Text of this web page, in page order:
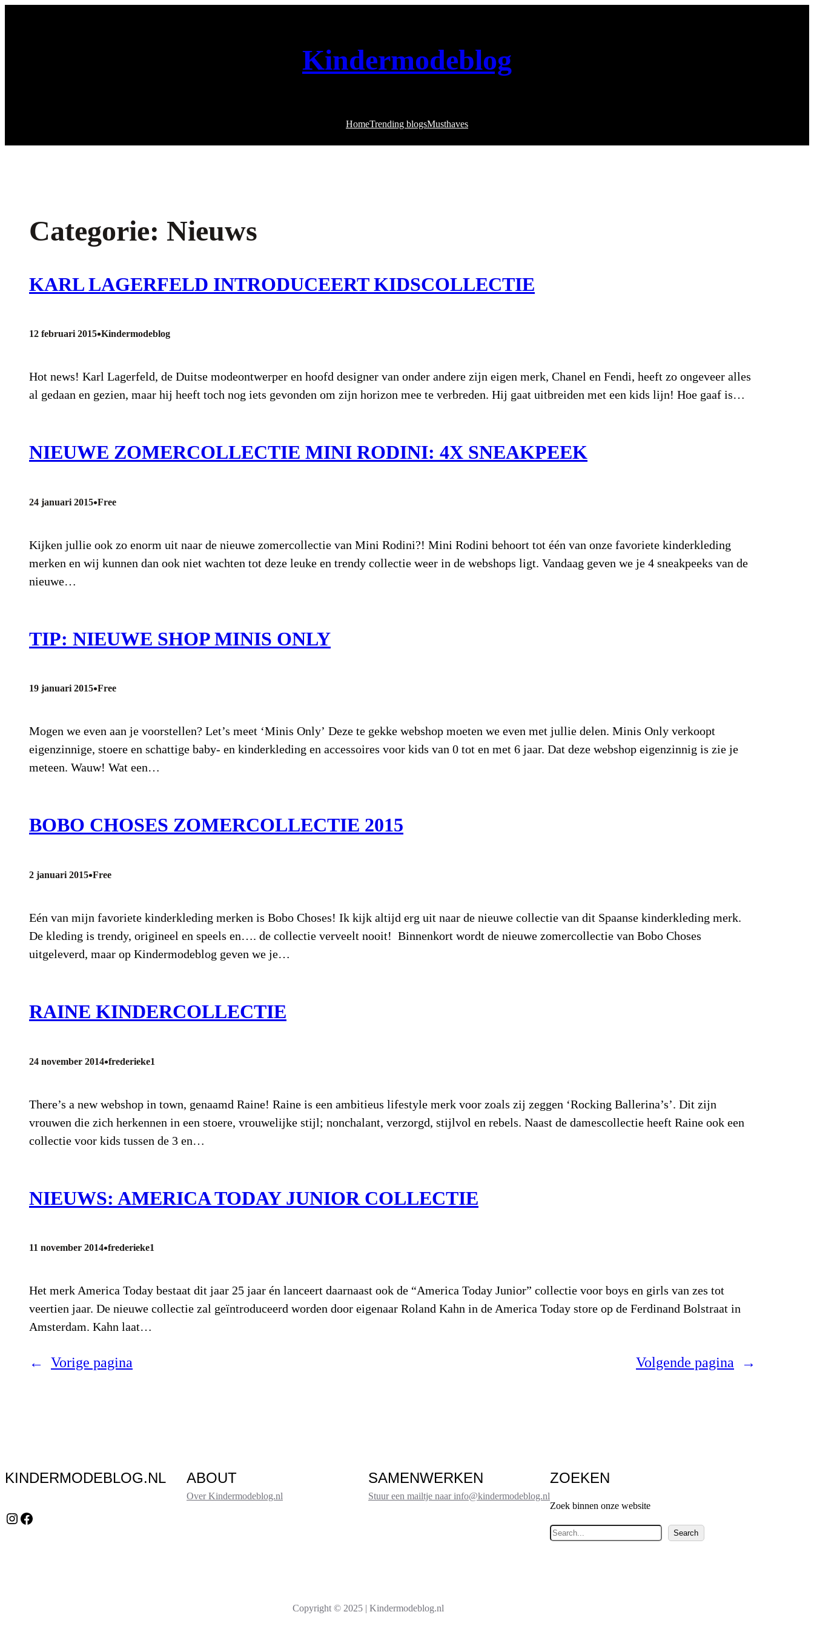
Kindermodeblog
HomeTrending blogsMusthaves
Categorie: Nieuws
KARL LAGERFELD INTRODUCEERT KIDSCOLLECTIE
12 februari 2015•Kindermodeblog
Hot news! Karl Lagerfeld, de Duitse modeontwerper en hoofd designer van onder andere zijn eigen merk, Chanel en Fendi, heeft zo ongeveer alles
al gedaan en gezien, maar hij heeft toch nog iets gevonden om zijn horizon mee te verbreden. Hij gaat uitbreiden met een kids lijn! Hoe gaaf is…
NIEUWE ZOMERCOLLECTIE MINI RODINI: 4X SNEAKPEEK
24 januari 2015•Free
Kijken jullie ook zo enorm uit naar de nieuwe zomercollectie van Mini Rodini?! Mini Rodini behoort tot één van onze favoriete kinderkleding
merken en wij kunnen dan ook niet wachten tot deze leuke en trendy collectie weer in de webshops ligt. Vandaag geven we je 4 sneakpeeks van de
nieuwe…
TIP: NIEUWE SHOP MINIS ONLY
19 januari 2015•Free
Mogen we even aan je voorstellen? Let’s meet ‘Minis Only’ Deze te gekke webshop moeten we even met jullie delen. Minis Only verkoopt
eigenzinnige, stoere en schattige baby- en kinderkleding en accessoires voor kids van 0 tot en met 6 jaar. Dat deze webshop eigenzinnig is zie je
meteen. Wauw! Wat een…
BOBO CHOSES ZOMERCOLLECTIE 2015
2 januari 2015•Free
Eén van mijn favoriete kinderkleding merken is Bobo Choses! Ik kijk altijd erg uit naar de nieuwe collectie van dit Spaanse kinderkleding merk.
De kleding is trendy, origineel en speels en…. de collectie verveelt nooit! Binnenkort wordt de nieuwe zomercollectie van Bobo Choses
uitgeleverd, maar op Kindermodeblog geven we je…
RAINE KINDERCOLLECTIE
24 november 2014•frederieke1
There’s a new webshop in town, genaamd Raine! Raine is een ambitieus lifestyle merk voor zoals zij zeggen ‘Rocking Ballerina’s’. Dit zijn
vrouwen die zich herkennen in een stoere, vrouwelijke stijl; nonchalant, verzorgd, stijlvol en rebels. Naast de damescollectie heeft Raine ook een
collectie voor kids tussen de 3 en…
NIEUWS: AMERICA TODAY JUNIOR COLLECTIE
11 november 2014•frederieke1
Het merk America Today bestaat dit jaar 25 jaar én lanceert daarnaast ook de “America Today Junior” collectie voor boys en girls van zes tot
veertien jaar. De nieuwe collectie zal geïntroduceerd worden door eigenaar Roland Kahn in de America Today store op de Ferdinand Bolstraat in
Amsterdam. Kahn laat…
← Vorige pagina Volgende pagina →
KINDERMODEBLOG.NL
Instagram Facebook
ABOUT
Over Kindermodeblog.nl
SAMENWERKEN
Stuur een mailtje naar info@kindermodeblog.nl
ZOEKEN
Zoek binnen onze website
Z
Search
Copyright © 2025 | Kindermodeblog.nl